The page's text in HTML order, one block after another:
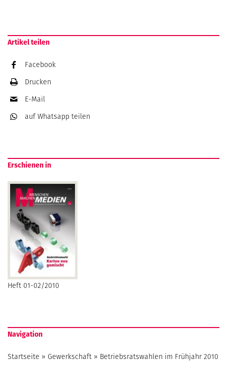
Artikel teilen
Facebook
Drucken
E-Mail
auf Whatsapp teilen
Erschienen in
Heft 01-02/2010
Navigation
Startseite » Gewerkschaft » Betriebsratswahlen im Frühjahr 2010